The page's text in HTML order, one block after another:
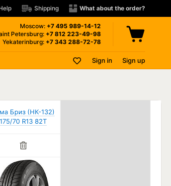
Shipping What about the order?
Moscow: +7 495 989-14-12
Petersburg: +7 812 223-49-98
Yekaterinburg: +7 343 288-72-78
Sign in Sign up
Бриз (НК-132)
175/70 R13 82T